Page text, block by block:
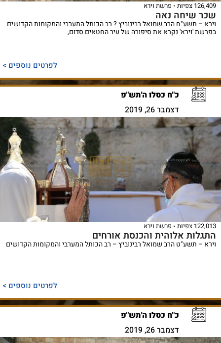
126,409 צפיות פרשת וירא
שכר שיחה נאה
וירא – תשע"ח הרב שמואל רבינוביץ ? רב הכותל המערבי והמקומות הקדושים
בפרשת 'וירא' נקרא את סיפורה של עיר החטאים סדום,
לפרטים נוספים >
כ"ח כסלו ה'תש"פ
דצמבר 26, 2019
122,013 צפיות פרשת וירא
התגלות אלוהית והכנסת אורחים
וירא – תשע"ט הרב שמואל רבינוביץ – רב הכותל המערבי והמקומות הקדושים
לפרטים נוספים >
כ"ח כסלו ה'תש"פ
דצמבר 26, 2019